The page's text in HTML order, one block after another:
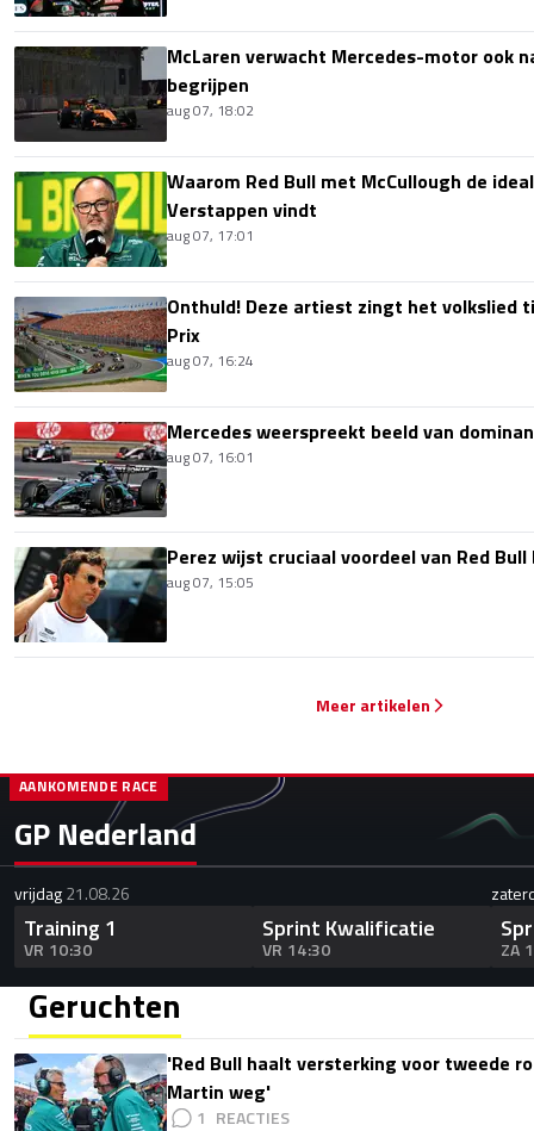
McLaren verwacht Mercedes-motor ook
begrijpen
aug 07, 18:02
Waarom Red Bull met McCullough de
Verstappen vindt
aug 07, 17:01
Onthuld! Deze artiest zingt het volkslied
Prix
aug 07, 16:24
Mercedes weerspreekt beeld van
aug 07, 16:01
Perez wijst cruciaal voordeel van Red Bull
aug 07, 15:05
Meer artikelen
GP Nederland
AANKOMENDE RACE
vrijdag21.08.26
Training 1
VR 10:30
Sprint Kwalificatie
VR 14:30 ZA
Geruchten
'Red Bull haalt versterking voor tweede
Martin weg'
1